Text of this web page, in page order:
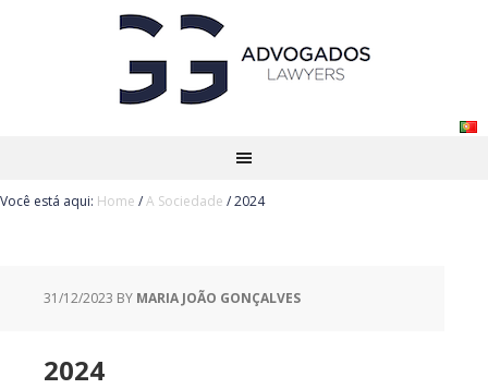
Você está aqui: Home /A Sociedade /2024
31/12/2023 BY MARIA JOÃO GONÇALVES
2024